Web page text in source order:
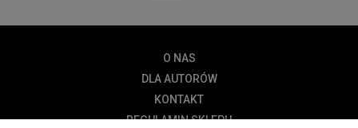
O NAS
DLA AUTORÓW
KONTAKT
REGULAMIN SKLEPU